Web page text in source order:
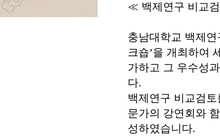
≪ 백제연구 비교
충남대학교 백제
크숍’을 개최하여
가하고 그 우수성
다.
백제연구 비교검
문가의 강연회와
성하였습니다.